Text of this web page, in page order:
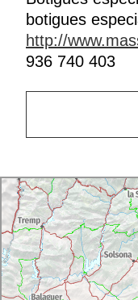
botigues
http://
936 740 403